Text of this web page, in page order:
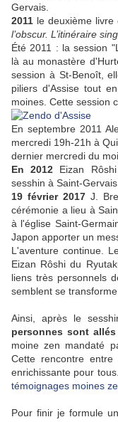
Gervais.
2011 le deuxième
l’obscur. L’itinéraire
Été 2011 : la session
là au monastère
session à St-Benoît,
piliers d'Assise tout
moines. Cette session
En septembre 2011
mercredi 19h-21h à
dernier mercredi du
En 2012 Eizan
sesshin à Saint-
19 février 2017J.
cérémonie a lieu à
à l'église Saint-
Japon apporter un
L'aventure continue.
Eizan Rôshi du
liens très personnels
semblent se
Ainsi, après le
personnes sont
moine zen mandaté
Cette rencontre
enrichissante pour
témoignages moines
Pour finir je formule